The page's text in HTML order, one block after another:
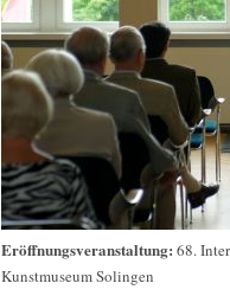
Eröffnungsveranstaltung: 68.
Kunstmuseum Solingen